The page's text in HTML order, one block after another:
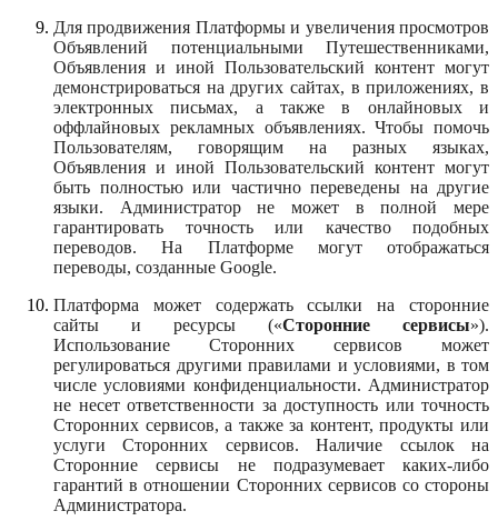
Для продвижения Платформы и увеличения просмотров
Объявлений потенциальными Путешественниками,
Объявления и иной Пользовательский контент могут
демонстрироваться на других сайтах, в приложениях, в
электронных письмах, а также в онлайновых и
оффлайновых рекламных объявлениях. Чтобы помочь
Пользователям, говорящим на разных языках,
Объявления и иной Пользовательский контент могут
быть полностью или частично переведены на другие
языки. Администратор не может в полной мере
гарантировать точность или качество подобных
переводов. На Платформе могут отображаться
переводы, созданные Google.
Платформа может содержать ссылки на сторонние
сайты и ресурсы («Сторонние сервисы»).
Использование Сторонних сервисов может
регулироваться другими правилами и условиями, в том
числе условиями конфиденциальности. Администратор
не несет ответственности за доступность или точность
Сторонних сервисов, а также за контент, продукты или
услуги Сторонних сервисов. Наличие ссылок на
Сторонние сервисы не подразумевает каких-либо
гарантий в отношении Сторонних сервисов со стороны
Администратора.